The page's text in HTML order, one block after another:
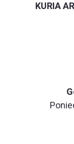
KURIA